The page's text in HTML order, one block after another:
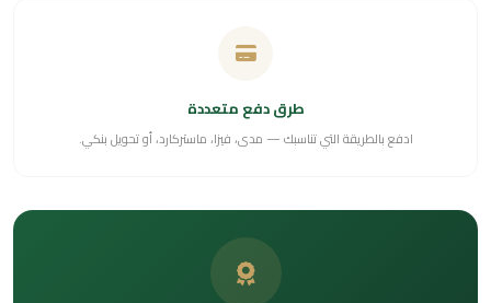
طرق دفع متعددة
ادفع بالطريقة التي تناسبك — مدى، فيزا، ماستركارد، أو تحويل بنكي.